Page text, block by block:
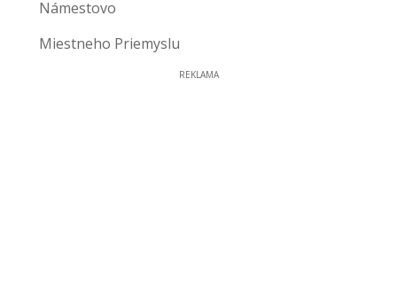
Námestovo
Miestneho Priemyslu
REKLAMA